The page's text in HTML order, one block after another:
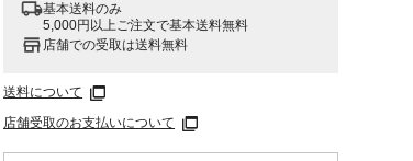
基本送料のみ
5,000円以上ご注文で基本送料無料
店舗での受取は送料無料
送料について
店舗受取のお支払いについて